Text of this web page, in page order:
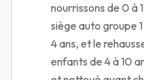
nourrissons de 0 à
siège auto groupe
4 ans, et le
enfants de 4 à 10